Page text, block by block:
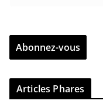
r
z
v
Abonnez-vous
Articles Phares